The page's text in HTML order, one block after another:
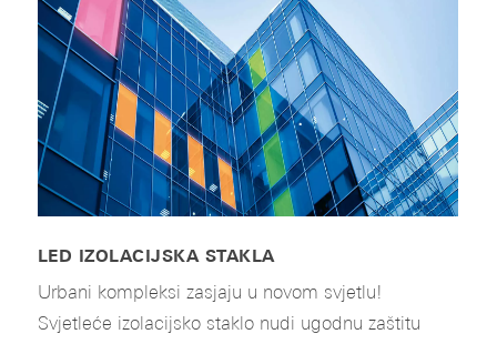
LED IZOLACIJSKA STAKLA
Urbani kompleksi zasjaju u novom svjetlu!
Svjetleće izolacijsko staklo nudi ugodnu zaštitu